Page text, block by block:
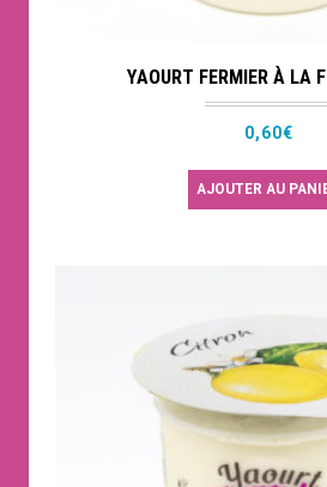
YAOURT FERMIER À LA
0,60€
AJOUTER AU